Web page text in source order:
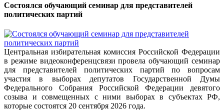
Состоялся обучающий семинар для представителей
политических партий
Центральная избирательная комиссия Российской Федерации
в режиме видеоконференцсвязи провела обучающий семинар
для представителей политических партий по вопросам
участия в выборах депутатов Государственной Думы
Федерального Собрания Российской Федерации девятого
созыва и совмещенных с ними выборах в субъектах РФ,
которые состоятся 20 сентября 2026 года.